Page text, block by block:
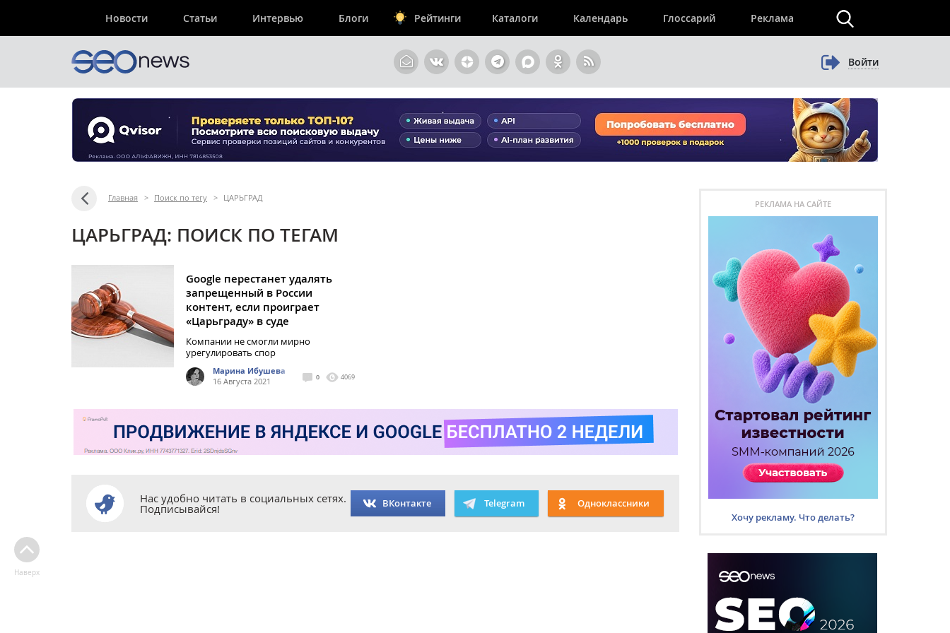
Новости Статьи Интервью Блоги Рейтинги Каталоги Календарь Глоссарий Реклама
Войти
Главная > Поиск по тегу > ЦАРЬГРАД
ЦАРЬГРАД: ПОИСК ПО ТЕГАМ
Google перестанет удалять
запрещенный в России
контент, если проиграет
«Царьграду» в суде
Компании не смогли мирно
урегулировать спор
Марина Ибушева
16 Августа 2021
0 4069
Нас удобно читать в социальных сетях.
Подписывайся! ВКонтакте Telegram Одноклассники
Наверх
РЕКЛАМА НА САЙТЕ
Хочу рекламу. Что делать?